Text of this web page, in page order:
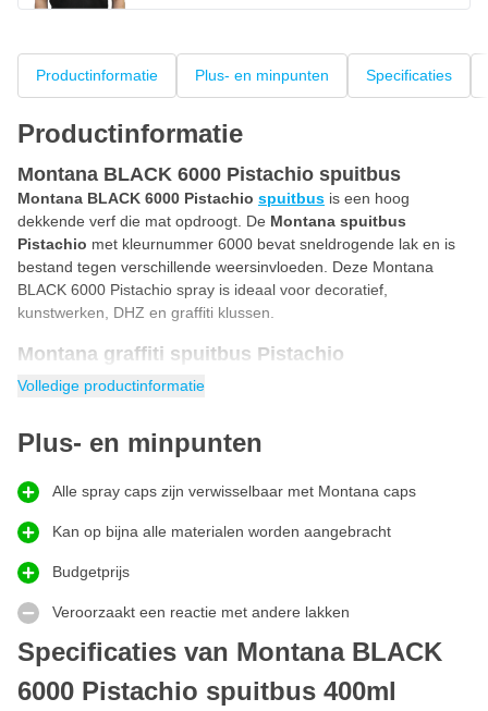
Productinformatie Plus- en minpunten Specificaties
Productinformatie
Montana BLACK 6000 Pistachio spuitbus
Montana BLACK 6000 Pistachio spuitbus is een hoog
dekkende verf die mat opdroogt. De Montana spuitbus
Pistachio met kleurnummer 6000 bevat sneldrogende lak en is
bestand tegen verschillende weersinvloeden. Deze Montana
BLACK 6000 Pistachio spray is ideaal voor decoratief,
kunstwerken, DHZ en graffiti klussen.
Montana graffiti spuitbus Pistachio
Montana graffiti spuitbus Pistachio
hoge druk spuiten. Deze Montana BLACK Pistachio 6000
Dankzij de speciale anti-drip formule voorkom je zakkers!
Hoe Montana BLACK spuitbus gebruiken?
door iedereen. Met onderstaand stappenplan gebruik jij de
Haal de veiligheidring onder de spraycap vandaan.
Spuitbus voor gebruik 3 minuten lang goed schudden.
Plaats de spraycap terug op de spuitbus.
Volledige productinformatie
Plus- en minpunten
Alle spray caps zijn verwisselbaar met Montana caps
Kan op bijna alle materialen worden aangebracht
Budgetprijs
Veroorzaakt een reactie met andere lakken
Specificaties van Montana BLACK
6000 Pistachio spuitbus 400ml